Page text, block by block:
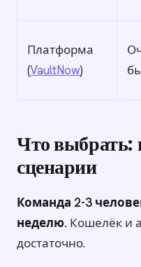
Платформа
(VaultNow)
Что выбрать:
сценарии
Команда 2-3
неделю. Кошелёк и
достаточно.